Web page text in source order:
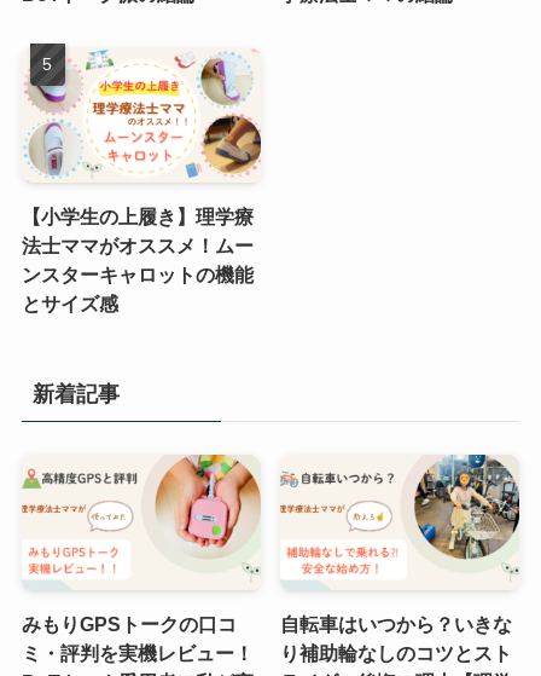
【小学生の上履き】理学療
法士ママがオススメ！ムー
ンスターキャロットの機能
とサイズ感
新着記事
みもりGPSトークの口コ
ミ・評判を実機レビュー！
自転車はいつから？いきな
り補助輪なしのコツとスト